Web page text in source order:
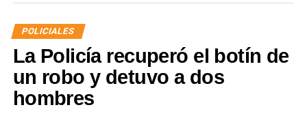
denuncia penal ni recibir asistencia médica y
únicamente solicitó que el joven se retirara del lugar
para evitar que el conflicto continuara.
Ante la persistencia de la conducta agresiva y el
POLICIALES
La Policía recuperó el botín de
un robo y detuvo a dos
hombres